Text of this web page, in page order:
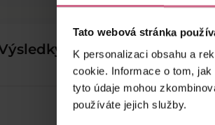
Tato webová stránka
K personalizaci obsahu a
cookie. Informace o tom,
tyto údaje mohou
používáte jejich služby.
těžby